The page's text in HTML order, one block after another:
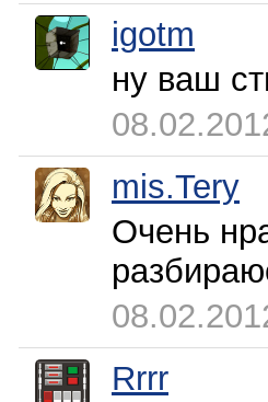
igotm
ну ваш
mis.Tery
Очень
Rrrr